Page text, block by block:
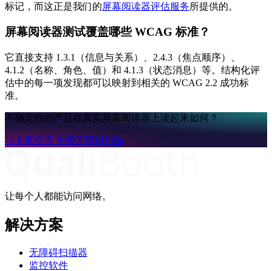
标记，而这正是我们的屏幕阅读器评估服务所提供的。
屏幕阅读器测试覆盖哪些 WCAG 标准？
它直接支持 1.3.1（信息与关系）、2.4.3（焦点顺序）、
4.1.2（名称、角色、值）和 4.1.3（状态消息）等。结构化评
估中的每一项发现都可以映射到相关的 WCAG 2.2 成功标
准。
不确定你的产品在真实屏幕阅读器上读起来如何？
与专家交流 免费无障碍扫描
让每个人都能访问网络。
解决方案
无障碍扫描器
监控软件